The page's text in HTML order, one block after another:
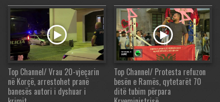
Top Channel/ Vrau 20-vjeçarin
në Korçë, arrestohet pranë
banesës autori i dyshuar i
Top Channel/ Protesta refuzon
besën e Ramës, qytetarët 70
ditë tubim përpara